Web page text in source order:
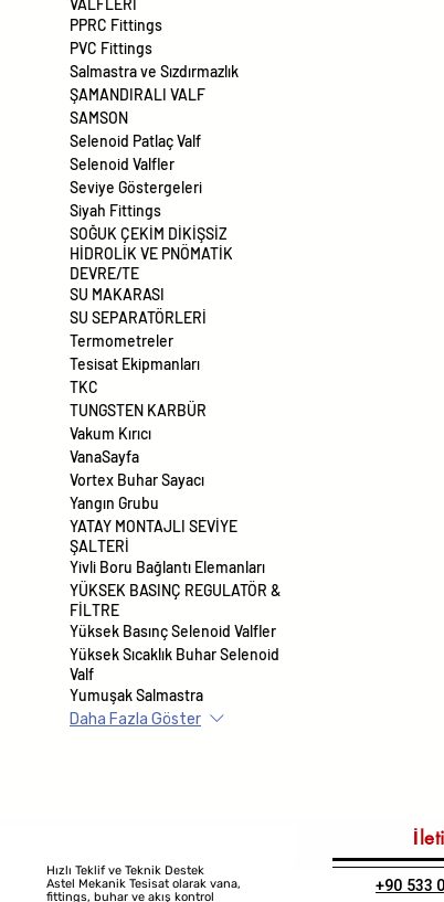
VALFLERİ
PPRC Fittings
PVC Fittings
Salmastra ve Sızdırmazlık
ŞAMANDIRALI VALF
SAMSON
Selenoid Patlaç Valf
Selenoid Valfler
Seviye Göstergeleri
Siyah Fittings
SOĞUK ÇEKİM DİKİŞSİZ
HİDROLİK VE PNÖMATİK
DEVRE/TE
SU MAKARASI
SU SEPARATÖRLERİ
Termometreler
Tesisat Ekipmanları
TKC
TUNGSTEN KARBÜR
Vakum Kırıcı
VanaSayfa
Vortex Buhar Sayacı
Yangın Grubu
YATAY MONTAJLI SEVİYE
ŞALTERİ
Yivli Boru Bağlantı Elemanları
YÜKSEK BASINÇ REGULATÖR &
FİLTRE
Yüksek Basınç Selenoid Valfler
Yüksek Sıcaklık Buhar Selenoid
Valf
Yumuşak Salmastra
Daha Fazla Göster
Hızlı Teklif ve Teknik Destek
Astel Mekanik Tesisat olarak vana,
fittings, buhar ve akış kontrol
+90 533